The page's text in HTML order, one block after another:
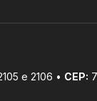
e 2106 • CEP: